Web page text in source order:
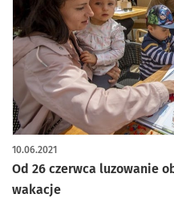
Od 26 czerwca luzowanie
wakacje
10.06.2021